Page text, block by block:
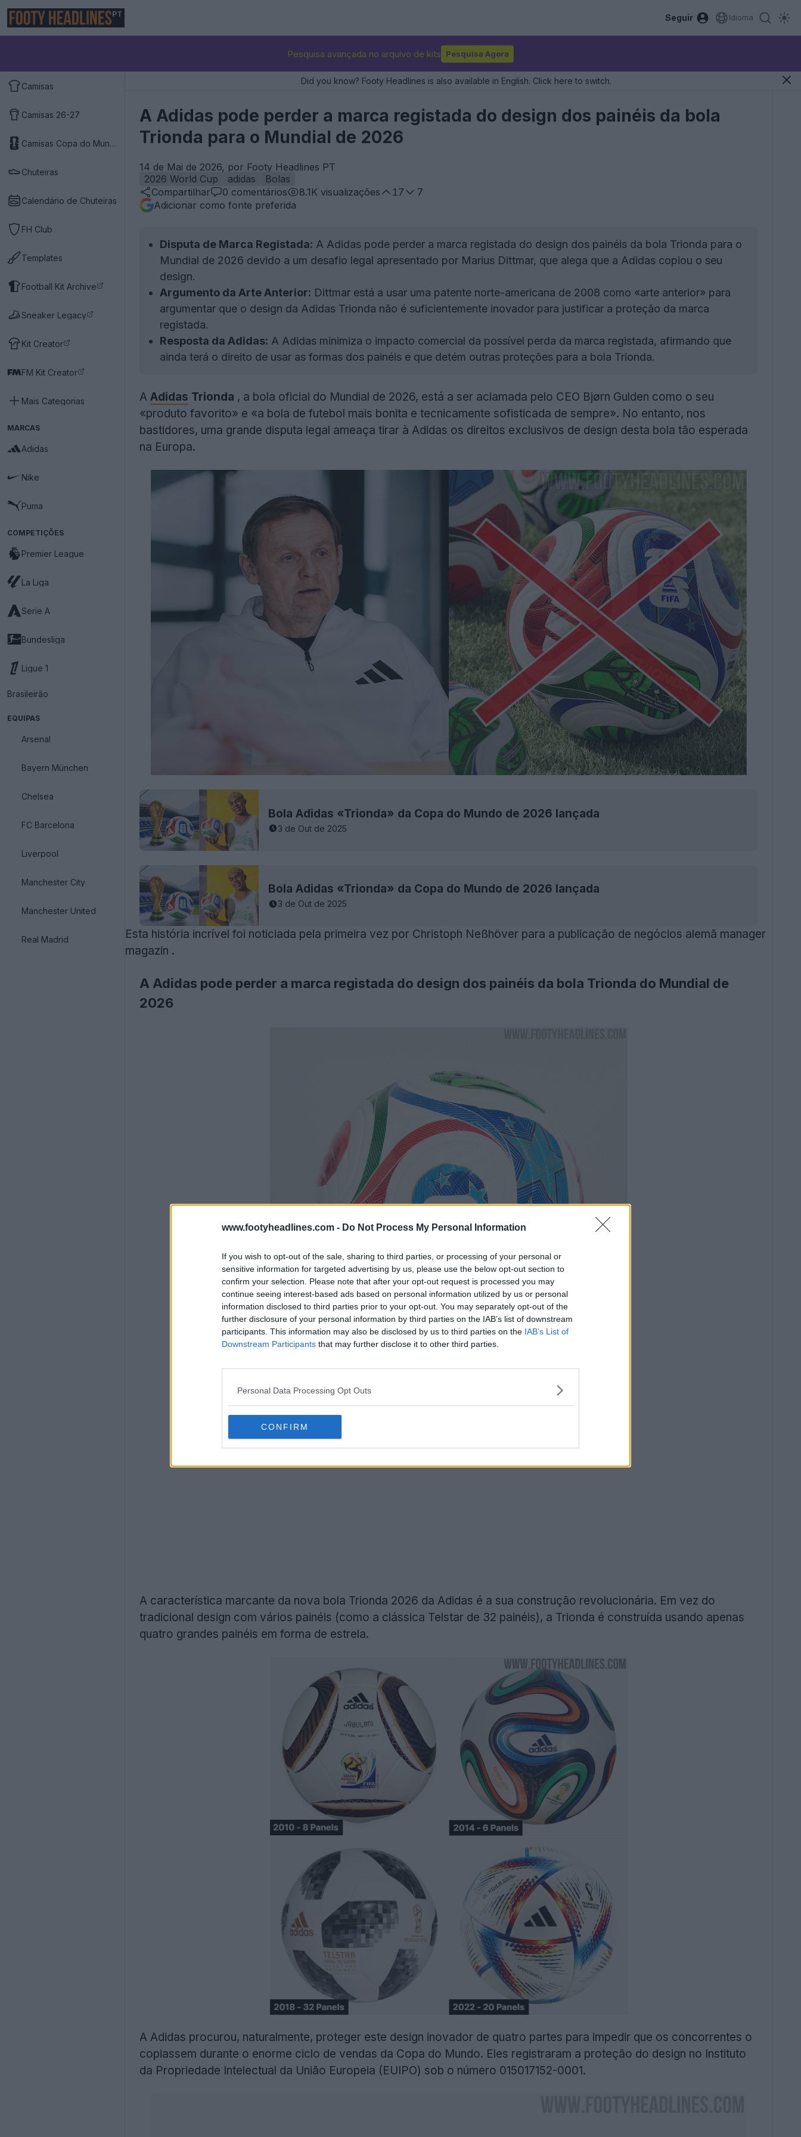
www.footyheadlines.com - Do Not Process My Personal Information
If you wish to opt-out of the sale, sharing to third parties, or processing of your personal or
sensitive information for targeted advertising by us, please use the below opt-out section to
confirm your selection. Please note that after your opt-out request is processed you may
continue seeing interest-based ads based on personal information utilized by us or personal
information disclosed to third parties prior to your opt-out. You may separately opt-out of the
further disclosure of your personal information by third parties on the IAB’s list of downstream
participants. This information may also be disclosed by us to third parties on the IAB’s List of
Downstream Participants that may further disclose it to other third parties.
Personal Data Processing Opt Outs
CONFIRM
PT Seguir Idioma
Pesquisa avançada no arquivo de kits Pesquisa Agora
Camisas
Camisas 26-27
Camisas Copa do Mundo 2026
Chuteiras
Calendário de Chuteiras
FH Club
Templates
Football Kit Archive
Sneaker Legacy
Kit Creator
FM Kit Creator
Mais Categorias
MARCAS
Adidas
Nike
Puma
COMPETIÇÕES
Premier League
La Liga
Serie A
Bundesliga
Ligue 1
Brasileirão
EQUIPAS
Arsenal
Bayern München
Chelsea
FC Barcelona
Liverpool
Manchester City
Manchester United
Real Madrid
Did you know? Footy Headlines is also available in English. Click here to switch.
A Adidas pode perder a marca registada do design dos painéis da bola
Trionda para o Mundial de 2026
14 de Mai de 2026, por Footy Headlines PT
2026 World Cup
adidas
Bolas
Compartilhar
0 comentários 8.1K visualizações 17
7
Adicionar como fonte preferida
Disputa de Marca Registada: A Adidas pode perder a marca registada do design dos painéis da bola Trionda para o
Mundial de 2026 devido a um desafio legal apresentado por Marius Dittmar, que alega que a Adidas copiou o seu
design.
Argumento da Arte Anterior: Dittmar está a usar uma patente norte-americana de 2008 como «arte anterior» para
argumentar que o design da Adidas Trionda não é suficientemente inovador para justificar a proteção da marca
registada.
Resposta da Adidas: A Adidas minimiza o impacto comercial da possível perda da marca registada, afirmando que
ainda terá o direito de usar as formas dos painéis e que detém outras proteções para a bola Trionda.
A Adidas Trionda , a bola oficial do Mundial de 2026, está a ser aclamada pelo CEO Bjørn Gulden como o seu
«produto favorito» e «a bola de futebol mais bonita e tecnicamente sofisticada de sempre». No entanto, nos
bastidores, uma grande disputa legal ameaça tirar à Adidas os direitos exclusivos de design desta bola tão esperada
na Europa.
Bola Adidas «Trionda» da Copa do Mundo de 2026 lançada
3 de Out de 2025
Bola Adidas «Trionda» da Copa do Mundo de 2026 lançada
3 de Out de 2025
Esta história incrível foi noticiada pela primeira vez por Christoph Neßhöver para a publicação de negócios alemã manager
magazin .
A Adidas pode perder a marca registada do design dos painéis da bola Trionda do Mundial de
2026
A característica marcante da nova bola Trionda 2026 da Adidas é a sua construção revolucionária. Em vez do
tradicional design com vários painéis (como a clássica Telstar de 32 painéis), a Trionda é construída usando apenas
quatro grandes painéis em forma de estrela.
A Adidas procurou, naturalmente, proteger este design inovador de quatro partes para impedir que os concorrentes o
copiassem durante o enorme ciclo de vendas da Copa do Mundo. Eles registraram a proteção do design no Instituto
da Propriedade Intelectual da União Europeia (EUIPO) sob o número 015017152-0001.